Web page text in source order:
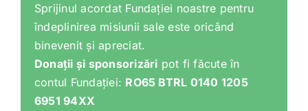
Sprijinul acordat Fundației noastre pentru
îndeplinirea misiunii sale este oricând
binevenit și apreciat.
Donații și sponsorizări pot fi făcute în
contul Fundației: RO65 BTRL 0140 1205
6951 94XX